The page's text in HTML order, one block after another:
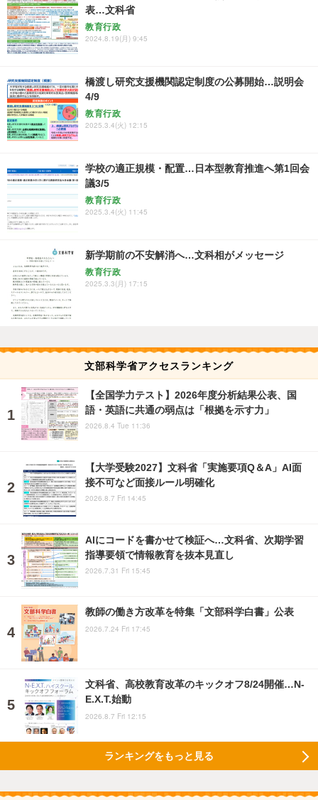
表…文科省
教育行政
2024.8.19(月) 9:45
橋渡し研究支援機関認定制度の公募開始…説明会
4/9
教育行政
2025.3.4(火) 12:15
学校の適正規模・配置…日本型教育推進へ第1回会
議3/5
教育行政
2025.3.4(火) 11:45
新学期前の不安解消へ…文科相がメッセージ
教育行政
2025.3.3(月) 17:15
文部科学省アクセスランキング
【全国学力テスト】2026年度分析結果公表、国
語・英語に共通の弱点は「根拠を示す力」
2026.8.4 Tue 11:36
【大学受験2027】文科省「実施要項Q＆A」AI面
接不可など面接ルール明確化
2026.8.7 Fri 14:45
AIにコードを書かせて検証へ…文科省、次期学習
指導要領で情報教育を抜本見直し
2026.7.31 Fri 15:45
教師の働き方改革を特集「文部科学白書」公表
2026.7.24 Fri 17:45
文科省、高校教育改革のキックオフ8/24開催…N-
E.X.T.始動
2026.8.7 Fri 12:15
ランキングをもっと見る